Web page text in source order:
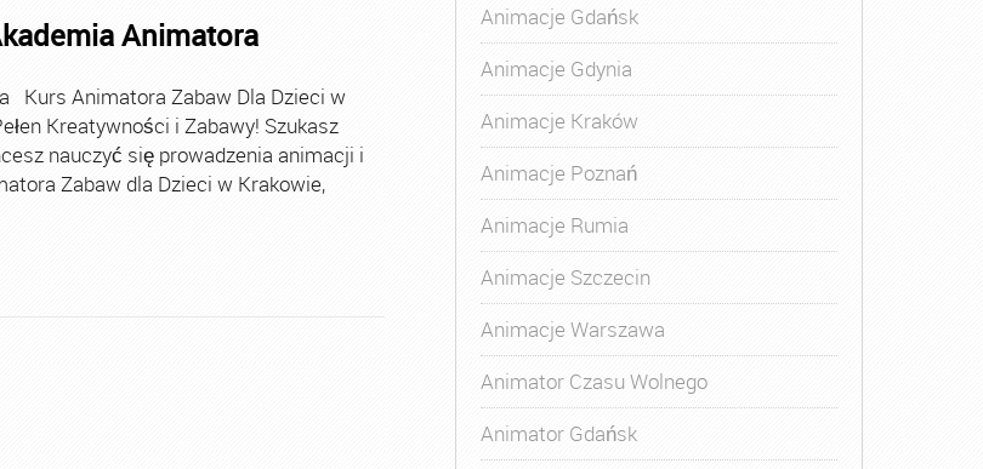
Animatora
Kurs Animatora Zabaw Dla Dzieci w
Kreatywności i Zabawy! Szukasz
nauczyć się prowadzenia animacji i
Zabaw dla Dzieci w Krakowie,
Animacje Gdańsk
Animacje Gdynia
Animacje Kraków
Animacje Poznań
Animacje Rumia
Animacje Szczecin
Animacje Warszawa
Animator Czasu Wolnego
Animator Gdańsk